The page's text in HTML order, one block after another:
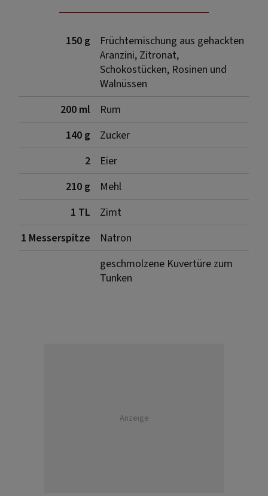
150 g
Früchtemischung aus gehackten
Aranzini, Zitronat,
Schokostücken, Rosinen und
Walnüssen
200 ml
Rum
140 g
Zucker
2
Eier
210 g
Mehl
1 TL
Zimt
1 Messerspitze
Natron
geschmolzene Kuvertüre zum
Tunken
Anzeige